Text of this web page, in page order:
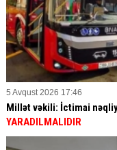
5 Avqust 2026 17:46
Millət vəkili: İctimai
YARADILMALIDIR